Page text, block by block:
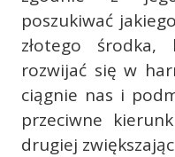
poszukiwać
złotego
rozwijać się w
ciągnie nas i
przeciwne
drugiej